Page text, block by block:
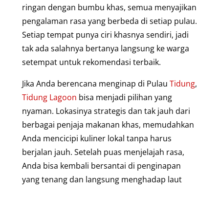
ringan dengan bumbu khas, semua menyajikan
pengalaman rasa yang berbeda di setiap pulau.
Setiap tempat punya ciri khasnya sendiri, jadi
tak ada salahnya bertanya langsung ke warga
setempat untuk rekomendasi terbaik.
Jika Anda berencana menginap di Pulau Tidung,
Tidung Lagoon bisa menjadi pilihan yang
nyaman. Lokasinya strategis dan tak jauh dari
berbagai penjaja makanan khas, memudahkan
Anda mencicipi kuliner lokal tanpa harus
berjalan jauh. Setelah puas menjelajah rasa,
Anda bisa kembali bersantai di penginapan
yang tenang dan langsung menghadap laut